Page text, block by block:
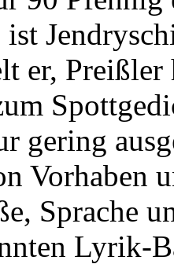
ist
er,
gering
Vorhaben
Sprache
Lyrik-